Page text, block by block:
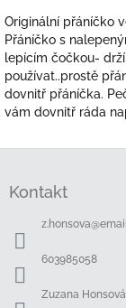
Originální přáníčko
Přáníčko s
lepícím čočkou-
používat..prostě
dovnitř přáníčka.
vám dovnitř ráda
Kontakt
z.honsova@
603985058
Zuzana